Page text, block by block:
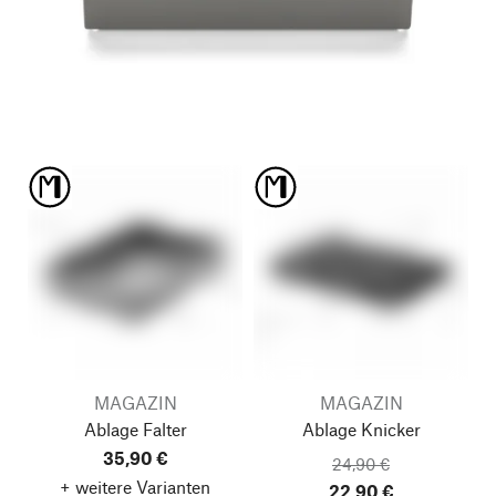
MAGAZIN
Ablage Falter
35,90 €
+ weitere Varianten
MAGAZIN
Ablage Knicker
24,90 €
22,90 €